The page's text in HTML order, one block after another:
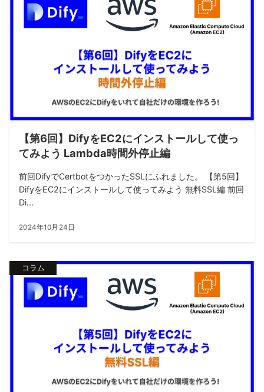
【第6回】DifyをEC2にインストールして使っ
てみよう Lambda時間外停止編
前回DifyでCertbotをつかったSSLにふれました。 【第5回】
DifyをEC2にインストールして使ってみよう 無料SSL編 前回
Di...
2024年10月24日
コラム